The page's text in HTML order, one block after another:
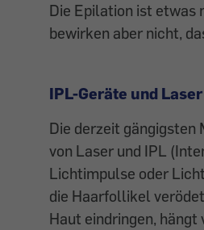
Die Epilation ist etwas
bewirken aber nicht,
IPL-Geräte und Laser
Die derzeit gängigsten
von Laser und IPL
Lichtimpulse oder
die Haarfollikel
Haut eindringen,